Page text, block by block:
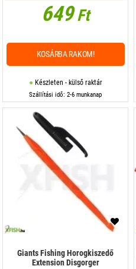
649Ft
Készleten - külső raktár
Szállítási idő: 2-6 munkanap
KOSÁRBA RAKOM!
Giants Fishing Horogkiszedő
Extension Disgorger